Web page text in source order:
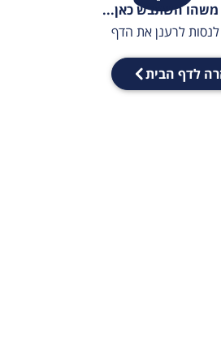
משהו השתבש כאן...
לרענן את הדף
לדף הבית